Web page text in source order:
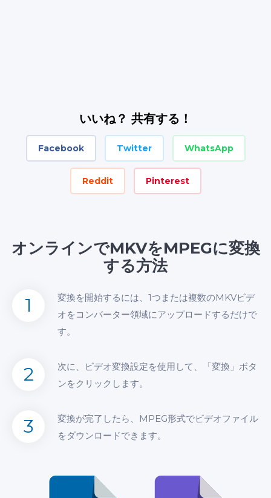
いいね？ 共有する！
Facebook Twitter WhatsApp
Reddit Pinterest
オンラインでMKVをMPEGに変換
する方法
1
変換を開始するには、1つまたは複数のMKVビデ
オをコンバーター領域にアップロードするだけで
す。
2
次に、ビデオ変換設定を使用して、「変換」ボタ
ンをクリックします。
3
変換が完了したら、MPEG形式でビデオファイル
をダウンロードできます。